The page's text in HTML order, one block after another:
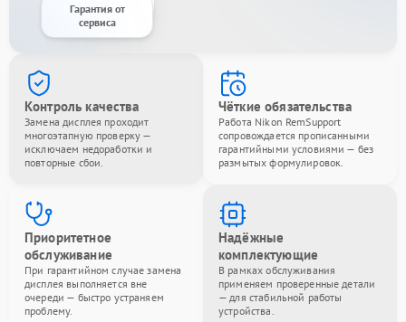
Гарантия от
сервиса
Контроль качества
Замена дисплея проходит
многоэтапную проверку —
исключаем недоработки и
повторные сбои.
Чёткие обязательства
Работа Nikon RemSupport
сопровождается прописанными
гарантийными условиями — без
размытых формулировок.
Приоритетное
обслуживание
При гарантийном случае замена
дисплея выполняется вне
очереди — быстро устраняем
проблему.
Надёжные
комплектующие
В рамках обслуживания
применяем проверенные детали
— для стабильной работы
устройства.